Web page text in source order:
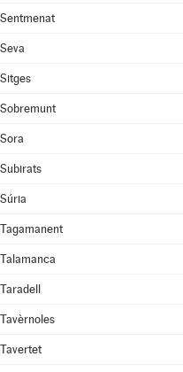
Sentmenat
Seva
Sitges
Sobremunt
Sora
Subirats
Súria
Tagamanent
Talamanca
Taradell
Tavèrnoles
Tavertet